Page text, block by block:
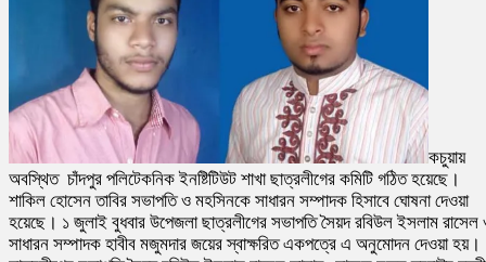
কচুয়ায়
অবস্থিত চাঁদপুর পলিটেকনিক ইনষ্টিটিউট শাখা ছাত্রলীগের কমিটি গঠিত হয়েছে।
শাকিল হোসেন তাবির সভাপতি ও মহসিনকে সাধারন সম্পাদক হিসাবে ঘোষনা দেওয়া
হয়েছে। ১ জুলাই বুধবার উপেজলা ছাত্রলীগের সভাপতি সৈয়দ রবিউল ইসলাম রাসেল
সাধারন সম্পাদক হাবীব মজুমদার জয়ের স্বাক্ষরিত একপত্রে এ অনুমোদন দেওয়া হয়।